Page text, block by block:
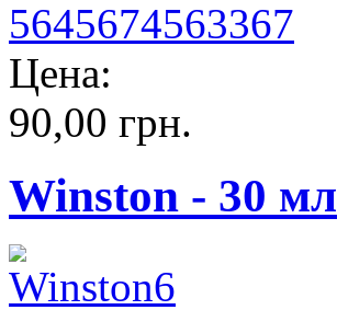
Цена:
90,00 грн.
Winston - 30 мл